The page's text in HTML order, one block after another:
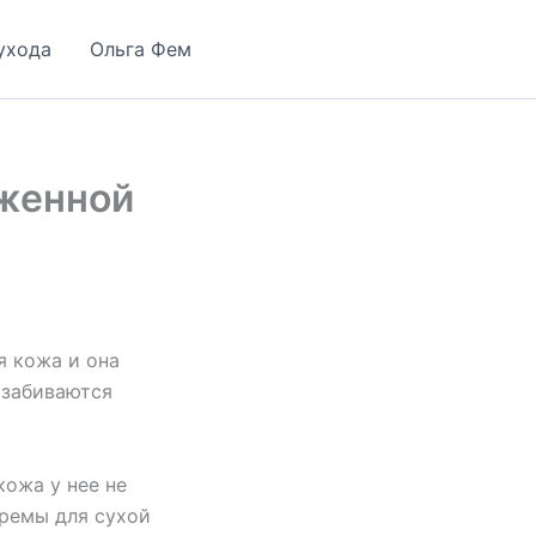
Ольга Фем
кожа и она
у нее не
для сухой